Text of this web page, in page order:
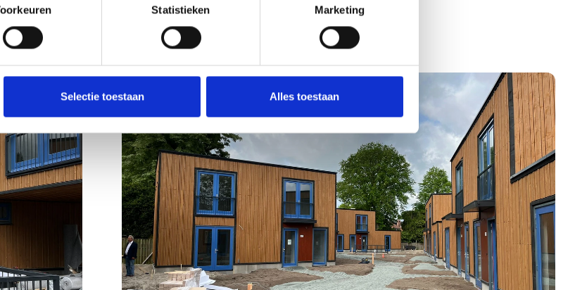
Statistieken Marketing
Selectie toestaan Alles toestaan